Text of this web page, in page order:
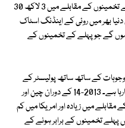
کھپت کا اندازہ 24 ملین میٹرک ٹن ہے جو پہلے تخمینوں کے مقابلے میں 3 لاکھ 30
سال 2013-14 کے دوران دنیا بھر میں روئی کے اینڈنگ اسٹاک
ملین میٹرک ٹن ہوں گے جو پہلے کے تخمینوں کے
کے ساتھ ساتھ پولیسٹر کے
استعمال کے رجحان میں اضافہ بھی سمجھا جارہا ہے۔ 2013-14 کے دوران چین اور
میں زیادہ اور امریکا میں کم
پہلے تخمینوں کے برابر ہونے کے